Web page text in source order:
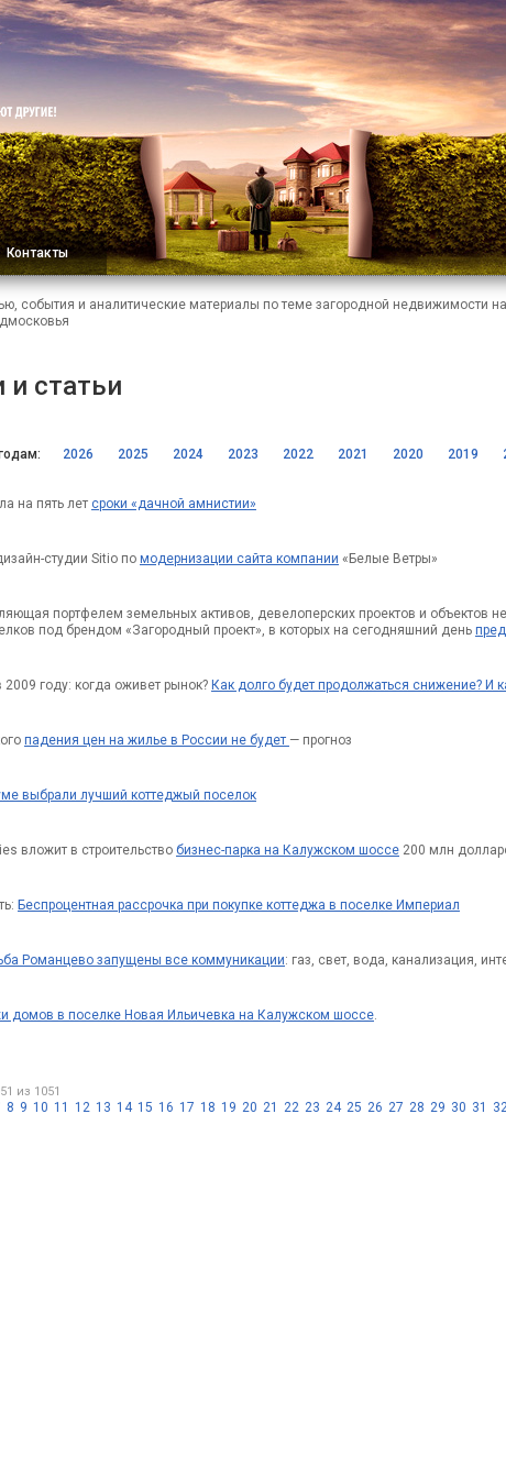
Контакты
события и аналитические материалы по теме загородной недвижимости
и статьи
2026 2025 2024 2023 2022 2021 2020 2019
на пять лет сроки «дачной амнистии»
студии Sitio по модернизации сайта компании «Белые Ветры»
портфелем земельных активов, девелоперских проектов и
под брендом «Загородный проект», в которых на сегодняшний день
году: когда оживет рынок? Как долго будет продолжаться снижение? И
падения цен на жилье в России не будет — прогноз
выбрали лучший коттеджый поселок
вложит в строительство бизнес-парка на Калужском шоссе 200 млн
Беспроцентная рассрочка при покупке коттеджа в поселке Империал
Романцево запущены все коммуникации: газ, свет, вода, канализация,
домов в поселке Новая Ильичевка на Калужском шоссе.
из 1051
8 9 10 11 12 13 14 15 16 17 18 19 20 21 22 23 24 25 26 27 28 29 30 31